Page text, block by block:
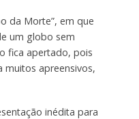
da Morte”, em que
um globo sem
fica apertado, pois
muitos apreensivos,
inédita para